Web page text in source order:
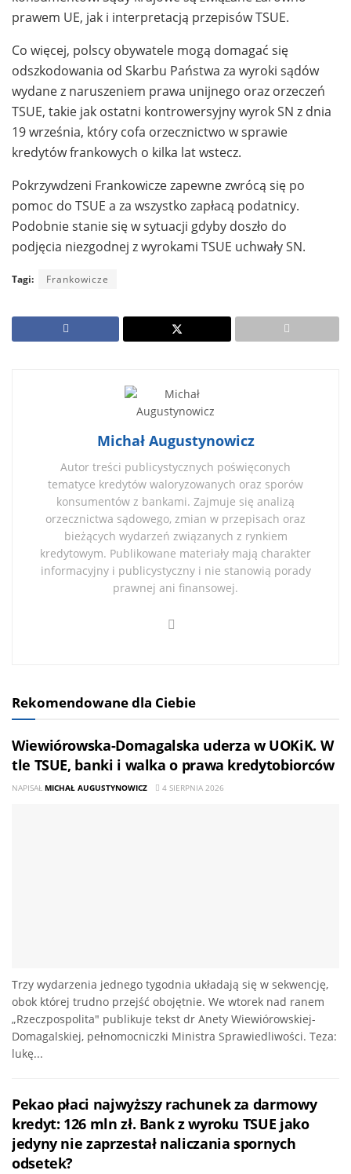
prawem UE, jak i interpretacją przepisów TSUE.
Co więcej, polscy obywatele mogą domagać się
odszkodowania od Skarbu Państwa za wyroki sądów
wydane z naruszeniem prawa unijnego oraz orzeczeń
TSUE, takie jak ostatni kontrowersyjny wyrok SN z dnia
19 września, który cofa orzecznictwo w sprawie
kredytów frankowych o kilka lat wstecz.
Pokrzywdzeni Frankowicze zapewne zwrócą się po
pomoc do TSUE a za wszystko zapłacą podatnicy.
Podobnie stanie się w sytuacji gdyby doszło do
podjęcia niezgodnej z wyrokami TSUE uchwały SN.
Tagi: Frankowicze
Michał Augustynowicz
Autor treści publicystycznych poświęconych
tematyce kredytów waloryzowanych oraz sporów
konsumentów z bankami. Zajmuje się analizą
orzecznictwa sądowego, zmian w przepisach oraz
bieżących wydarzeń związanych z rynkiem
kredytowym. Publikowane materiały mają charakter
informacyjny i publicystyczny i nie stanowią porady
prawnej ani finansowej.
Rekomendowane dla Ciebie
Wiewiórowska-Domagalska uderza w UOKiK. W
tle TSUE, banki i walka o prawa kredytobiorców
NAPISAŁ MICHAŁ AUGUSTYNOWICZ 4 SIERPNIA 2026
Trzy wydarzenia jednego tygodnia układają się w sekwencję,
obok której trudno przejść obojętnie. We wtorek nad ranem
„Rzeczpospolita" publikuje tekst dr Anety Wiewiórowskiej-
Domagalskiej, pełnomocniczki Ministra Sprawiedliwości. Teza:
lukę...
Pekao płaci najwyższy rachunek za darmowy
kredyt: 126 mln zł. Bank z wyroku TSUE jako
jedyny nie zaprzestał naliczania spornych
odsetek?